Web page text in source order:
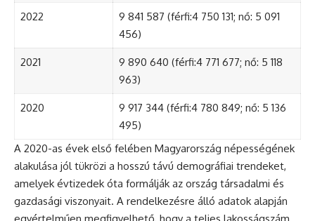
2022
9 841 587 (férfi:4 750 131; nő: 5 091
456)
2021
9 890 640 (férfi:4 771 677; nő: 5 118
963)
2020
9 917 344 (férfi:4 780 849; nő: 5 136
495)
A 2020-as évek első felében Magyarország népességének
alakulása jól tükrözi a hosszú távú demográfiai trendeket,
amelyek évtizedek óta formálják az ország társadalmi és
gazdasági viszonyait. A rendelkezésre álló adatok alapján